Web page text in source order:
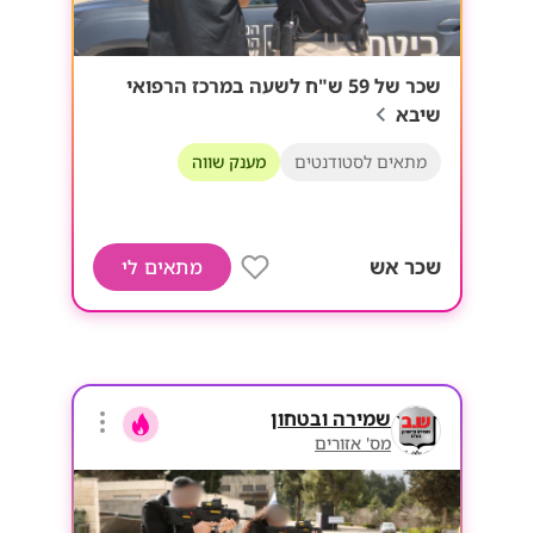
שכר של 59 ש"ח לשעה במרכז הרפואי
שיבא
מתאים לסטודנטים מענק שווה
שכר אש מתאים לי
שמירה ובטחון
מס' אזורים